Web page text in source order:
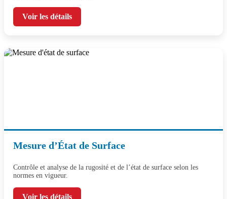
Voir les détails
Mesure d’État de Surface
Contrôle et analyse de la rugosité et de l’état de surface selon les
normes en vigueur.
Voir les détails